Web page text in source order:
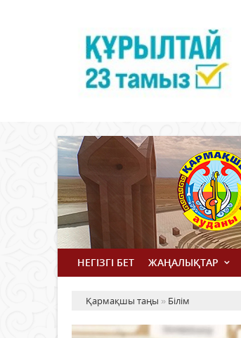
НЕГІЗГІ БЕТ ЖАҢАЛЫҚТАР
Қармақшы таңы » Білім